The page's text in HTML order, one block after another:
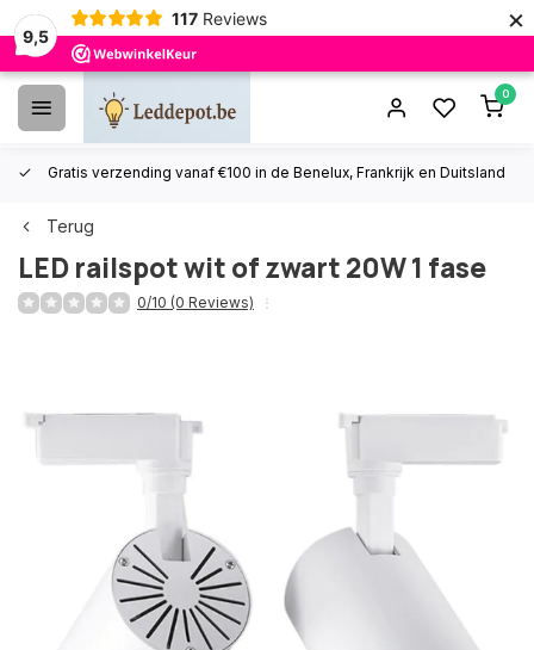
9,5
117 Reviews ×
0
Gratis verzending vanaf €100 in de Benelux, Frankrijk en Duitsland
Terug
LED railspot wit of zwart 20W 1 fase
0/10 (0 Reviews)